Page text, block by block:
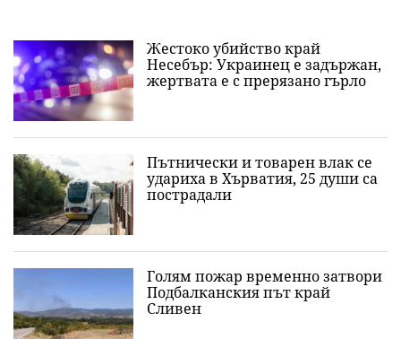
Жестоко убийство край
Несебър: Украинец е задържан,
жертвата е с прерязано гърло
Пътнически и товарен влак се
удариха в Хърватия, 25 души са
пострадали
Голям пожар временно затвори
Подбалканския път край
Сливен